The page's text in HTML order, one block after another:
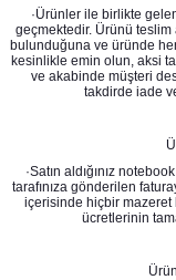
·Ürünler ile birlikte
geçmektedir. Ürünü teslim
bulunduğuna ve üründe
kesinlikle emin olun, aksi
ve akabinde müşteri
takdirde iade
·Satın aldığınız
tarafınıza gönderilen
içerisinde hiçbir
ücretlerinin